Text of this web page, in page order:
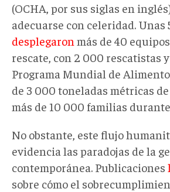
(OCHA, por sus siglas en
adecuarse con celeridad. Unas
desplegaron más de 40
rescate, con 2 000 rescatistas
Programa Mundial de
de 3 000 toneladas métricas
más de 10 000 familias
No obstante, este flujo
evidencia las paradojas de la
contemporánea. Publicaciones
sobre cómo el